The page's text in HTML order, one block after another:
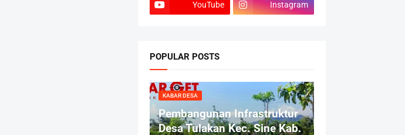
YouTube Instagram
POPULAR POSTS
KABAR DESA
Pembangunan Infrastruktur
Desa Tulakan Kec. Sine Kab.